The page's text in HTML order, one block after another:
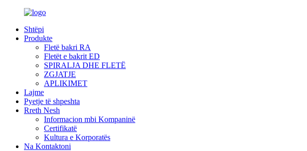
Shtëpi
Produkte
Fletë bakri RA
Fletët e bakrit ED
SPIRALJA DHE FLETË
ZGJATJE
APLIKIMET
Lajme
Pyetje të shpeshta
Rreth Nesh
Informacion mbi Kompaninë
Certifikatë
Kultura e Korporatës
Na Kontaktoni